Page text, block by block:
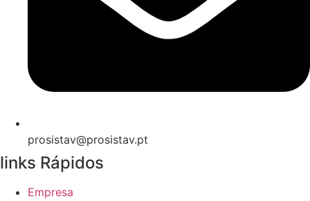
prosistav@prosistav.pt
links Rápidos
Empresa